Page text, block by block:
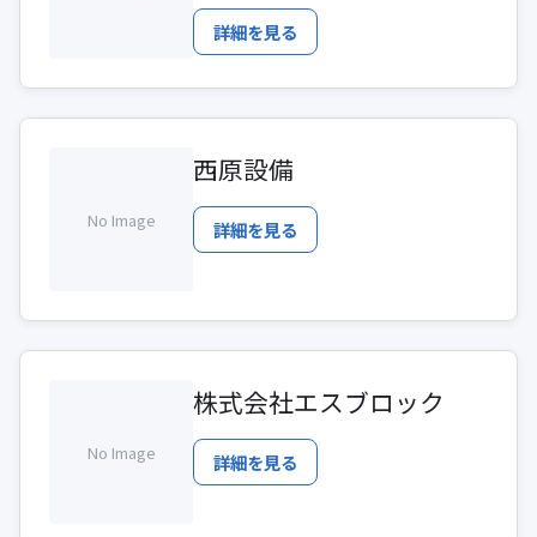
詳細を見る
No Image
西原設備
詳細を見る
No Image
株式会社エスブロック
詳細を見る